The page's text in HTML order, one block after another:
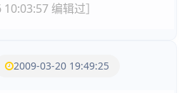
编辑过］
2009-03-20 19:49:25